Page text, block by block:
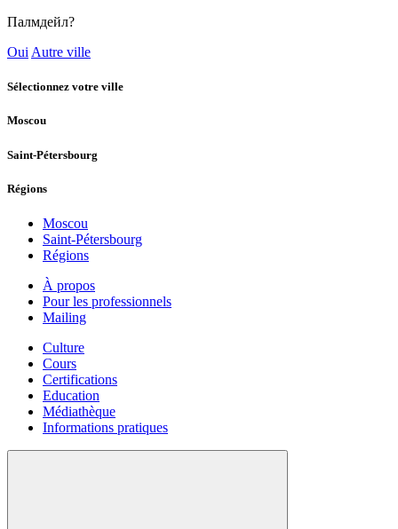
Палмдейл?
Oui Autre ville
Sélectionnez votre ville
Moscou
Saint-Pétersbourg
Régions
Moscou
Saint-Pétersbourg
Régions
À propos
Pour les professionnels
Mailing
Culture
Cours
Certifications
Education
Médiathèque
Informations pratiques